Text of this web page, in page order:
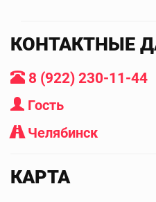
КОНТАКТНЫЕ
8 (922) 230-11-44
Гость
Челябинск
КАРТА